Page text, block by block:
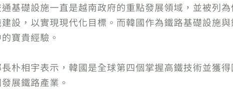
基礎設施一直是越南政府的重點發展領域，並被列
設，以實現現代化目標。而韓國作為鐵路基礎設施
寶貴經驗。
朴相宇表示，韓國是全球第四個掌握高鐵技術並獲
展鐵路產業。